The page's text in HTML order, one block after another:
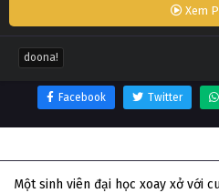
Xem
doona!
Facebook Twitter
Một sinh viên đại học xoay xở với